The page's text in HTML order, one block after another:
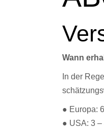
Wann
In der
● Europa:
● USA: 3 –